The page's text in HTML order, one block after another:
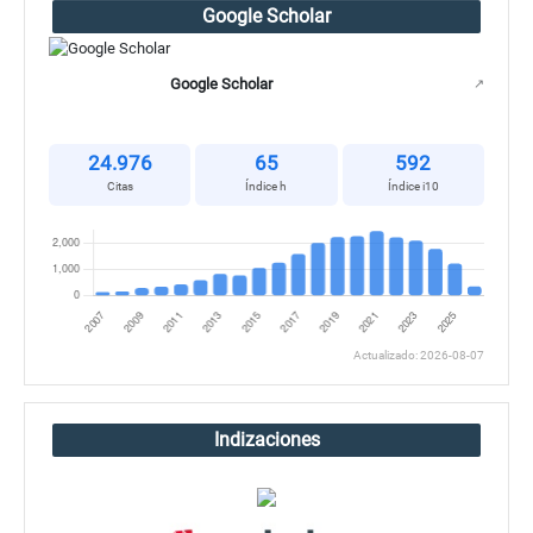
Google Scholar
Google Scholar ↗
24.976
Citas
65
Índice h
592
Índice i10
Actualizado: 2026-08-07
Indizaciones